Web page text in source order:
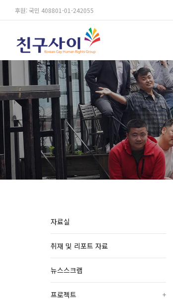
후원: 국민 408801-01-242055
자료실
취재 및 리포트 자료
뉴스스크랩
프로젝트 +